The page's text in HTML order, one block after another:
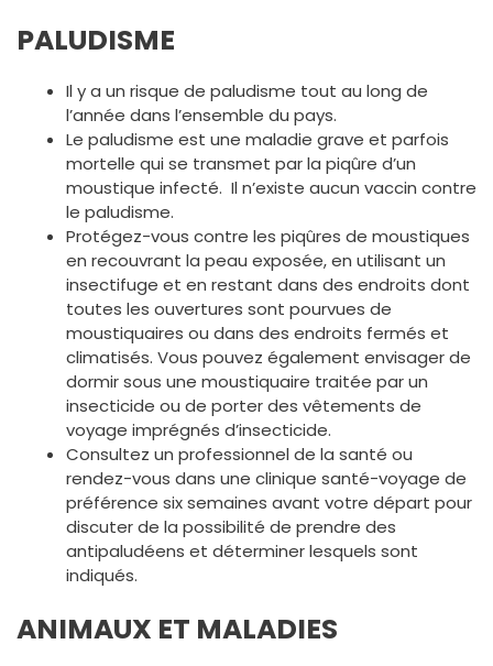
PALUDISME
Il y a un risque de paludisme tout au long de
l’année dans l’ensemble du pays.
Le paludisme est une maladie grave et parfois
mortelle qui se transmet par la piqûre d’un
moustique infecté. Il n’existe aucun vaccin contre
le paludisme.
Protégez-vous contre les piqûres de moustiques
en recouvrant la peau exposée, en utilisant un
insectifuge et en restant dans des endroits dont
toutes les ouvertures sont pourvues de
moustiquaires ou dans des endroits fermés et
climatisés. Vous pouvez également envisager de
dormir sous une moustiquaire traitée par un
insecticide ou de porter des vêtements de
voyage imprégnés d’insecticide.
Consultez un professionnel de la santé ou
rendez-vous dans une clinique santé-voyage de
préférence six semaines avant votre départ pour
discuter de la possibilité de prendre des
antipaludéens et déterminer lesquels sont
indiqués.
ANIMAUX ET MALADIES